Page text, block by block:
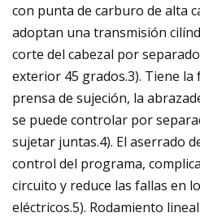
con punta de carburo de alta
adoptan una transmisión
corte del cabezal por
exterior 45 grados.3). Tiene la
prensa de sujeción, la
se puede controlar por
sujetar juntas.4). El aserrado
control del programa,
circuito y reduce las fallas en
eléctricos.5). Rodamiento